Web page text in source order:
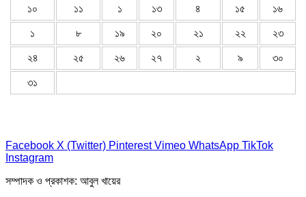
১০ ১১ ১ ১৩ ৪ ১৫ ১৬
১ ৮ ১৯ ২০ ২১ ২২ ২৩
২৪ ২৫ ২৬ ২৭ ২ ৯ ৩০
৩১
Facebook X (Twitter) Pinterest Vimeo WhatsApp TikTok
Instagram
সম্পাদক ও প্রকাশক: আবুল খায়ের